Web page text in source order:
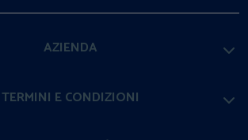
AZIENDA
TERMINI E CONDIZIONI